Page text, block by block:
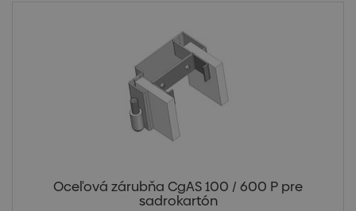
Oceľová zárubňa CgAS 100 / 600 P pre
sadrokartón